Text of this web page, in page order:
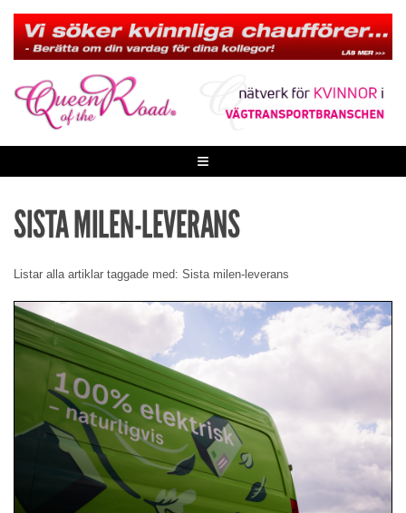
content
≡
SISTA MILEN-LEVERANS
Listar alla artiklar taggade med: Sista milen-leverans